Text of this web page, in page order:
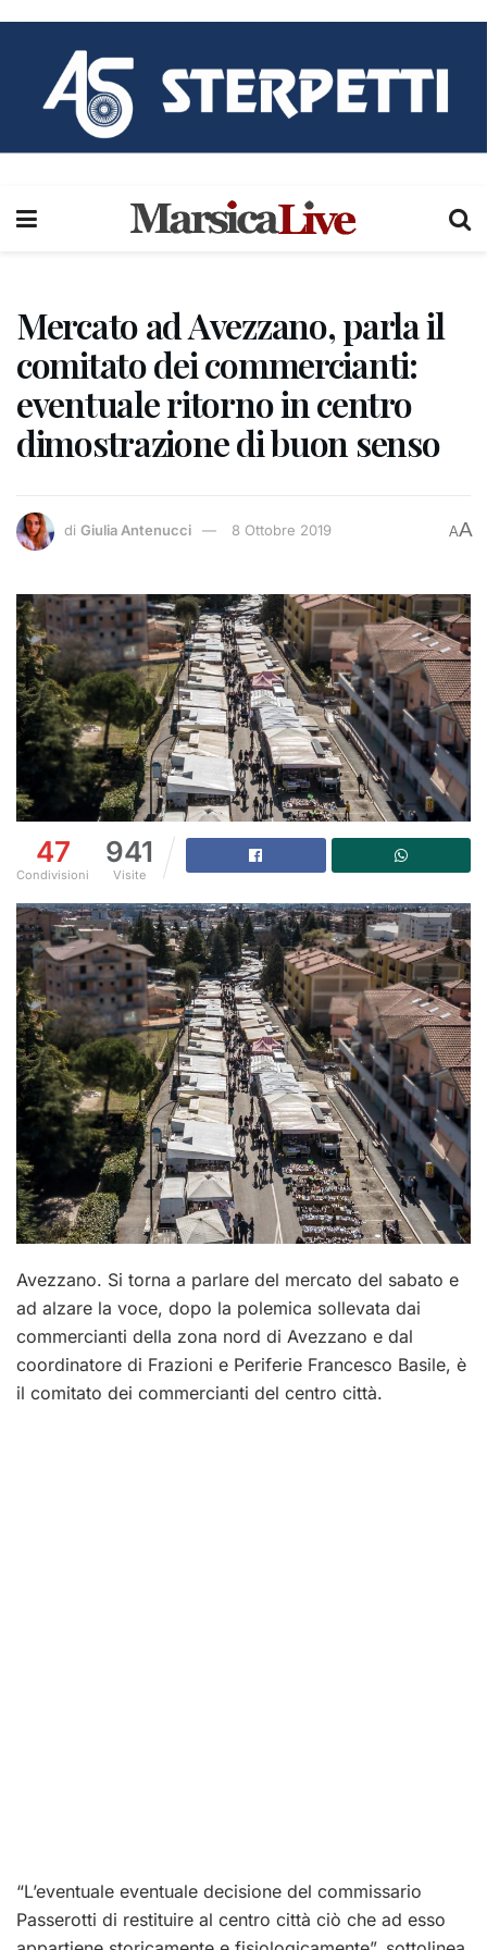
Mercato ad Avezzano, parla il
comitato dei commercianti:
eventuale ritorno in centro
dimostrazione di buon senso
di Giulia Antenucci 8 Ottobre 2019 AA
47
Condivisioni
941
Visite
Avezzano. Si torna a parlare del mercato del sabato e
ad alzare la voce, dopo la polemica sollevata dai
commercianti della zona nord di Avezzano e dal
coordinatore di Frazioni e Periferie Francesco Basile, è
il comitato dei commercianti del centro città.
“L’eventuale eventuale decisione del commissario
Passerotti di restituire al centro città ciò che ad esso